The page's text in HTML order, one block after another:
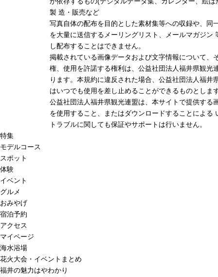
製 造・販売など
写真自体の配布を目的とした素材集等への収録や、同
を大量に送信するメーリングリスト、メールマガジン
し配布することはできません。
掲載されている画像データおよび文字情報について、
権、使用を許諾する権利は、公益社団法人福井県観光
ります。本規約に違反された場合、公益社団法人福井
はいつでも使用を差し止めることができるものとしま
公益社団法人福井県観光連盟は、本サイトで提供する
を使用すること、またはダウンロードすることによる
トラブルに関しても保証やサポートは行いません。
特集
モデルコース
スポット
体験
イベント
グルメ
おみやげ
宿泊予約
アクセス
マイページ
海水浴場
花火大会・イベントまとめ
福井の魅力はやわかり